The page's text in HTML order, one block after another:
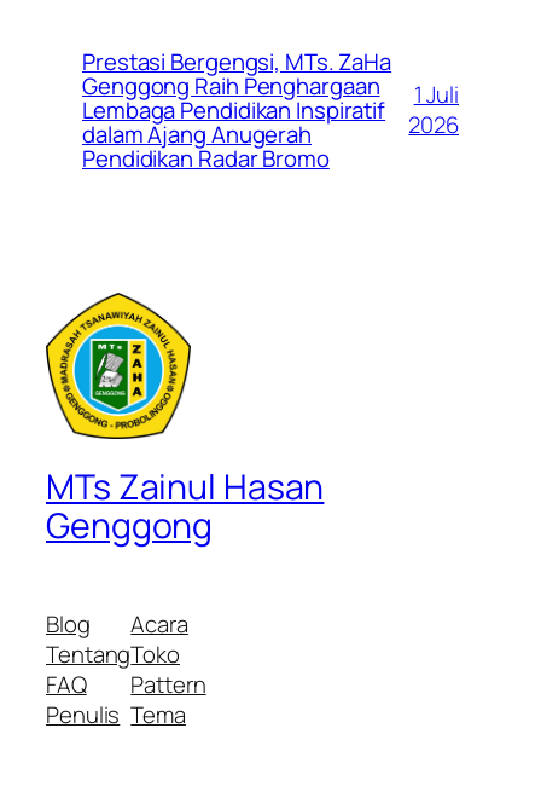
Prestasi Bergengsi, MTs. ZaHa
Genggong Raih Penghargaan
Lembaga Pendidikan Inspiratif
dalam Ajang Anugerah
Pendidikan Radar Bromo
1 Juli
2026
MTs Zainul Hasan
Genggong
Blog
Tentang
FAQ
Penulis
Acara
Toko
Pattern
Tema